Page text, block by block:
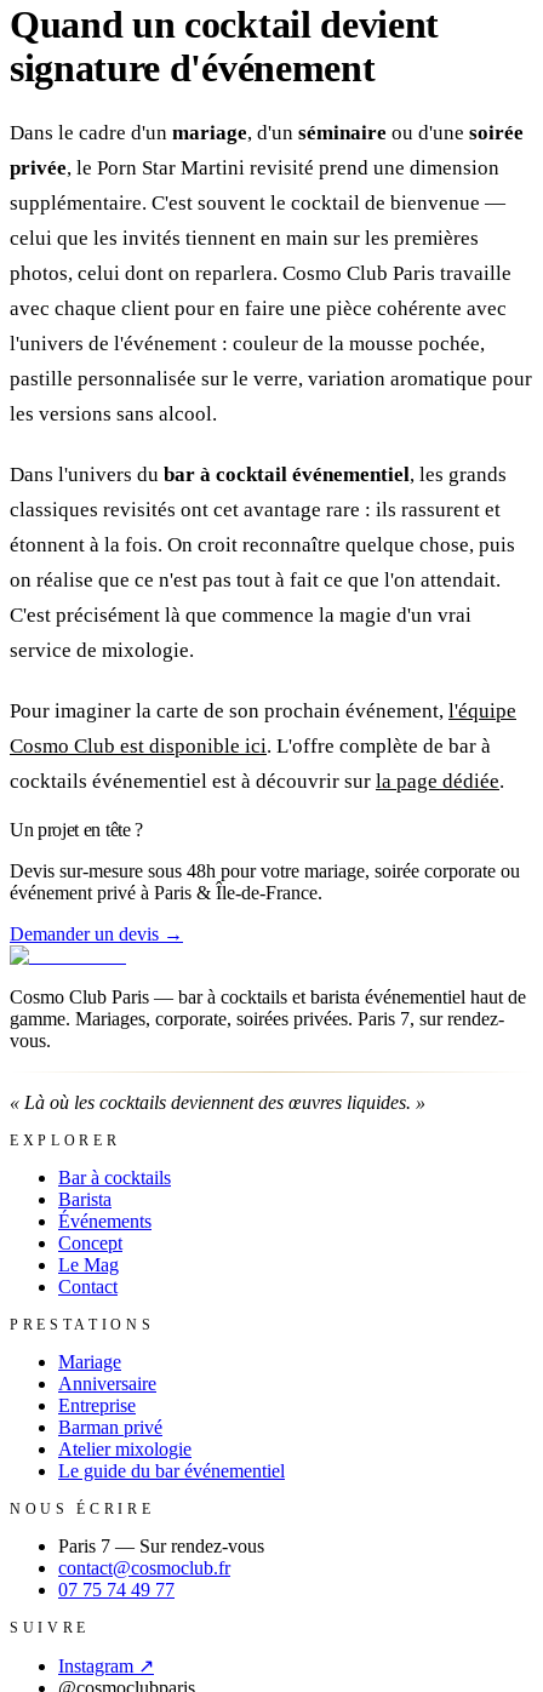
Quand un cocktail devient
signature d'événement
Dans le cadre d'un mariage, d'un séminaire ou d'une soirée
privée, le Porn Star Martini revisité prend une dimension
supplémentaire. C'est souvent le cocktail de bienvenue —
celui que les invités tiennent en main sur les premières
photos, celui dont on reparlera. Cosmo Club Paris travaille
avec chaque client pour en faire une pièce cohérente avec
l'univers de l'événement : couleur de la mousse pochée,
pastille personnalisée sur le verre, variation aromatique pour
les versions sans alcool.
Dans l'univers du bar à cocktail événementiel, les grands
classiques revisités ont cet avantage rare : ils rassurent et
étonnent à la fois. On croit reconnaître quelque chose, puis
on réalise que ce n'est pas tout à fait ce que l'on attendait.
C'est précisément là que commence la magie d'un vrai
service de mixologie.
Pour imaginer la carte de son prochain événement, l'équipe
Cosmo Club est disponible ici. L'offre complète de bar à
cocktails événementiel est à découvrir sur la page dédiée.
Un projet en tête ?
Devis sur-mesure sous 48h pour votre mariage, soirée corporate ou
événement privé à Paris & Île-de-France.
Demander un devis →
Cosmo Club Paris — bar à cocktails et barista événementiel haut de
gamme. Mariages, corporate, soirées privées. Paris 7, sur rendez-
vous.
« Là où les cocktails deviennent des œuvres liquides. »
EXPLORER
Bar à cocktails
Barista
Événements
Concept
Le Mag
Contact
PRESTATIONS
Mariage
Anniversaire
Entreprise
Barman privé
Atelier mixologie
Le guide du bar événementiel
NOUS ÉCRIRE
Paris 7 — Sur rendez-vous
contact@cosmoclub.fr
07 75 74 49 77
SUIVRE
Instagram ↗